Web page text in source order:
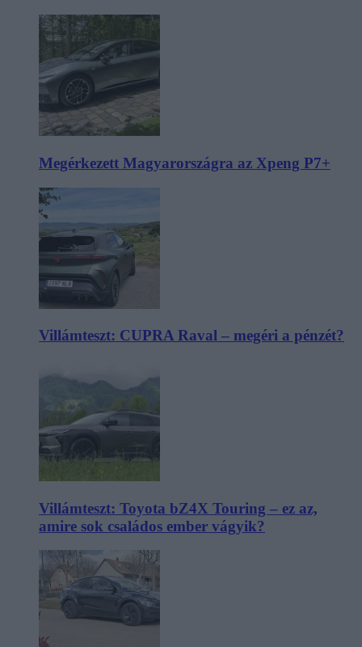
Megérkezett Magyarországra az Xpeng P7+
Villámteszt: CUPRA Raval – megéri a pénzét?
Villámteszt: Toyota bZ4X Touring – ez az,
amire sok családos ember vágyik?